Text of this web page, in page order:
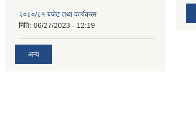
२०८०/८१ बजेट तथा कार्यक्रम
मिति: 06/27/2023 - 12:19
अन्य